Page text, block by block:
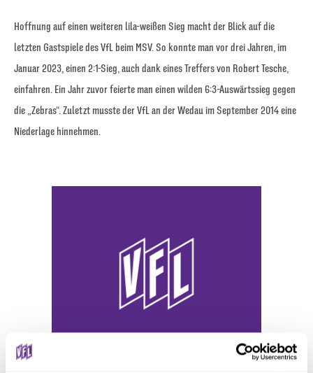
Hoffnung auf einen weiteren lila-weißen Sieg macht der Blick auf die
letzten Gastspiele des VfL beim MSV. So konnte man vor drei Jahren, im
Januar 2023, einen 2:1-Sieg, auch dank eines Treffers von Robert Tesche,
einfahren. Ein Jahr zuvor feierte man einen wilden 6:3-Auswärtssieg gegen
die „Zebras“. Zuletzt musste der VfL an der Wedau im September 2014 eine
Niederlage hinnehmen.